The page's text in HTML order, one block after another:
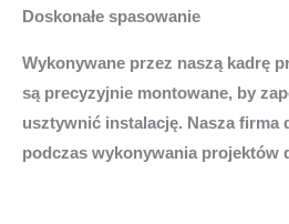
Doskonałe spasowanie
Wykonywane przez naszą kadrę
są precyzyjnie montowane, by
usztywnić instalację. Nasza firma
podczas wykonywania projektów